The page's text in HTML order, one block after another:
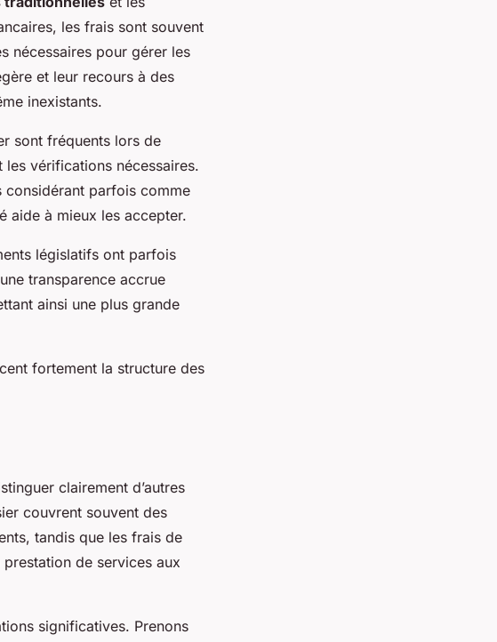
les frais sont souvent
nécessaires pour gérer les
et leur recours à des
inexistants.
sont fréquents lors de
les vérifications nécessaires.
considérant parfois comme
aide à mieux les accepter.
législatifs ont parfois
transparence accrue
ainsi une plus grande
fortement la structure des
clairement d’autres
couvrent souvent des
tandis que les frais de
de services aux
significatives. Prenons